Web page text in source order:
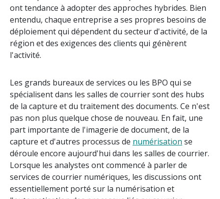
ont tendance à adopter des approches hybrides. Bien
entendu, chaque entreprise a ses propres besoins de
déploiement qui dépendent du secteur d'activité, de la
région et des exigences des clients qui génèrent
l'activité.
Les grands bureaux de services ou les BPO qui se
spécialisent dans les salles de courrier sont des hubs
de la capture et du traitement des documents. Ce n'est
pas non plus quelque chose de nouveau. En fait, une
part importante de l'imagerie de document, de la
capture et d'autres processus de numérisation se
déroule encore aujourd'hui dans les salles de courrier.
Lorsque les analystes ont commencé à parler de
services de courrier numériques, les discussions ont
essentiellement porté sur la numérisation et